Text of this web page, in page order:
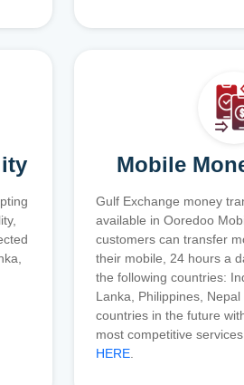
Mobile
Gulf Exchange money
available in Ooredoo
customers can transfer
their mobile, 24 hours a
the following countries:
Lanka, Philippines,
countries in the future
most competitive
HERE.